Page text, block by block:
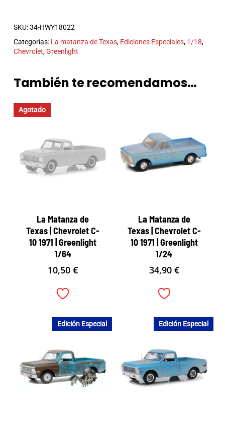
SKU:34-HWY18022
Categorías: La matanza de Texas, Ediciones Especiales, 1/18,
Chevrolet,Greenlight
También te recomendamos…
Agotado
La Matanza de
Texas | Chevrolet C-
10 1971 | Greenlight
1/64
10,50€
La Matanza de
Texas | Chevrolet C-
10 1971 | Greenlight
1/24
34,90 €
Edición Especial Edición Especial